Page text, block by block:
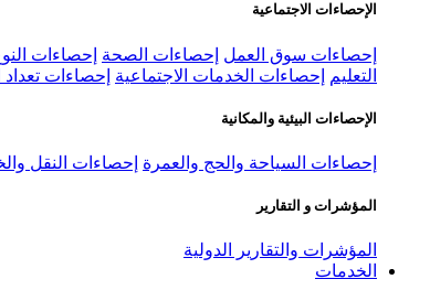
الإحصاءات الاجتماعية
إحصاءات سوق العمل إحصاءات الصحة إحصاءات
التعليم
إحصاءات الخدمات الاجتماعية إحصاءات تعداد
الإحصاءات البيئية والمكانية
إحصاءات السياحة والحج والعمرة إحصاءات النقل
المؤشرات و التقارير
المؤشرات والتقارير الدولية
الخدمات